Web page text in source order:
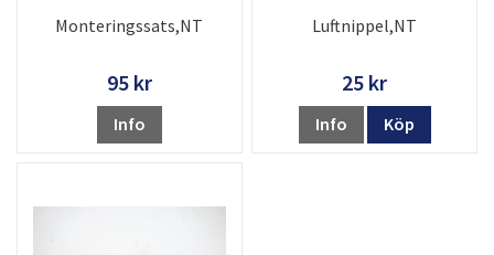
Monteringssats,NT
95 kr
Info
Luftnippel,NT
25 kr
Info Köp